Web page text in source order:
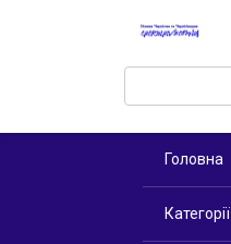
Поиск:
Головна
Категорії